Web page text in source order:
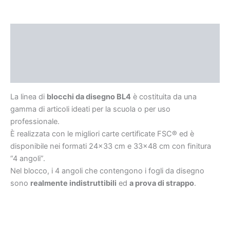
La linea di blocchi da disegno BL4 è costituita da una
gamma di articoli ideati per la scuola o per uso
professionale.
È realizzata con le migliori carte certificate FSC® ed è
disponibile nei formati 24×33 cm e 33×48 cm con finitura
“4 angoli”.
Nel blocco, i 4 angoli che contengono i fogli da disegno
sono realmente indistruttibili ed a prova di strappo.